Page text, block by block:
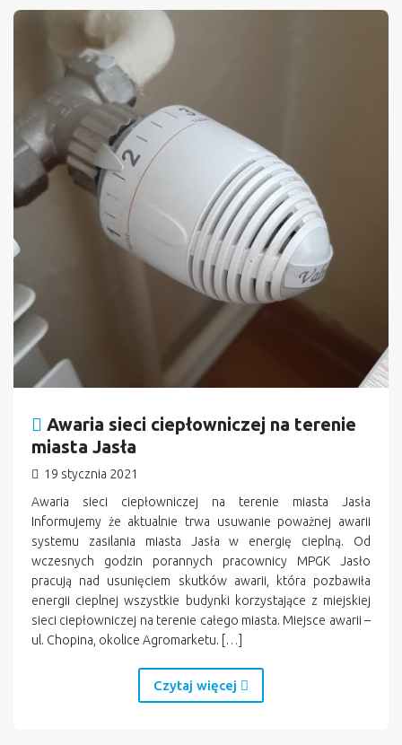
Awaria sieci ciepłowniczej na terenie
miasta Jasła
19 stycznia 2021
Awaria sieci ciepłowniczej na terenie miasta Jasła
Informujemy że aktualnie trwa usuwanie poważnej awarii
systemu zasilania miasta Jasła w energię cieplną. Od
wczesnych godzin porannych pracownicy MPGK Jasło
pracują nad usunięciem skutków awarii, która pozbawiła
energii cieplnej wszystkie budynki korzystające z miejskiej
sieci ciepłowniczej na terenie całego miasta. Miejsce awarii –
ul. Chopina, okolice Agromarketu. […]
Czytaj więcej